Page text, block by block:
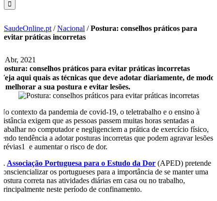
SaudeOnline.pt /Nacional /Postura: conselhos práticos para
evitar práticas incorretas
8 Abr, 2021
Postura: conselhos práticos para evitar práticas incorretas
Veja aqui quais as técnicas que deve adotar diariamente, de modo
a melhorar a sua postura e evitar lesões.
No contexto da pandemia de covid-19, o teletrabalho e o ensino à
distância exigem que as pessoas passem muitas horas sentadas a
trabalhar no computador e negligenciem a prática de exercício físico,
tendo tendência a adotar posturas incorretas que podem agravar lesões
prévias1 e aumentar o risco de dor.
A Associação Portuguesa para o Estudo da Dor (APED) pretende
consciencializar os portugueses para a importância de se manter uma
postura correta nas atividades diárias em casa ou no trabalho,
principalmente neste período de confinamento.